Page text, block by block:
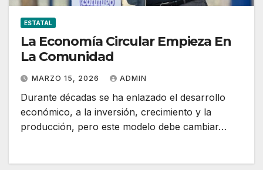
ESTATAL
La Economía Circular Empieza En
La Comunidad
MARZO 15, 2026 ADMIN
Durante décadas se ha enlazado el desarrollo
económico, a la inversión, crecimiento y la
producción, pero este modelo debe cambiar…